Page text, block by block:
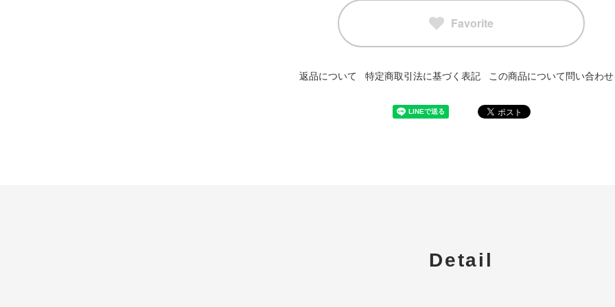
Favorite
返品について 特定商取引法に基づく表記 この商品について問い合わ
Detail